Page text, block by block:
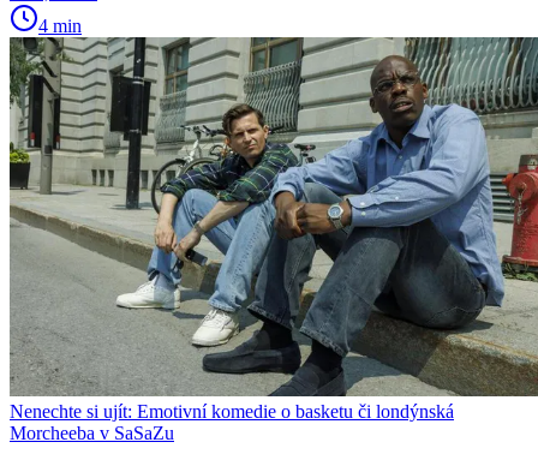
4 min
Nenechte si ujít: Emotivní komedie o basketu či londýnská
Morcheeba v SaSaZu